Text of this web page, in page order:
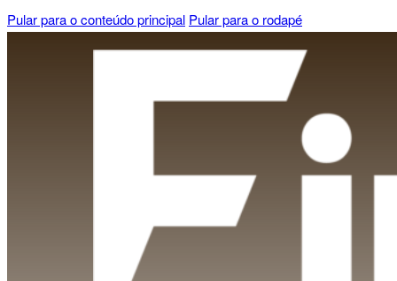
Pular para o conteúdo principal Pular para o rodapé